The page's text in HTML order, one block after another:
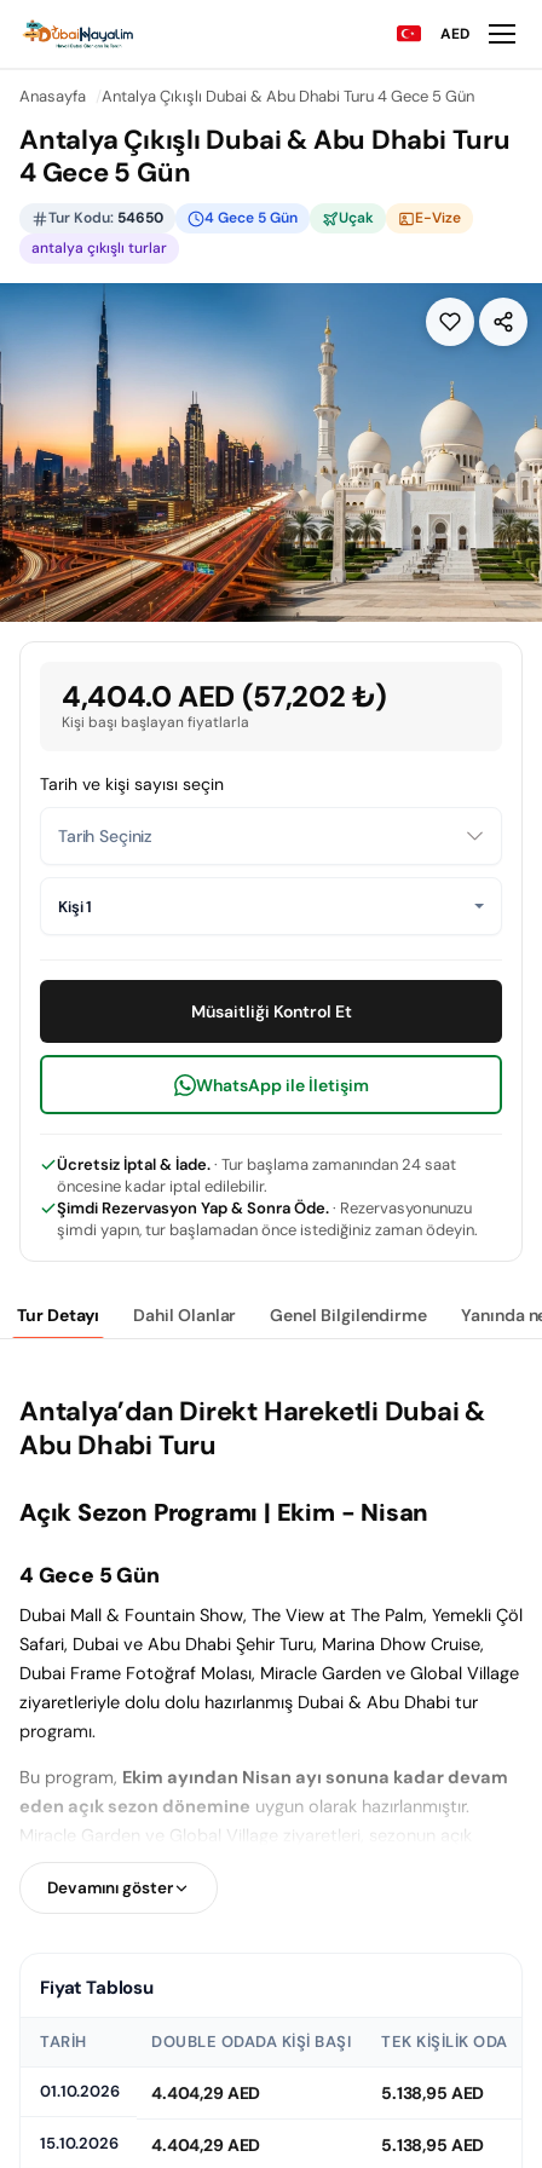
AED
Anasayfa Antalya Çıkışlı Dubai & Abu Dhabi Turu 4 Gece 5 Gün
Antalya Çıkışlı Dubai & Abu Dhabi Turu
4 Gece 5 Gün
Tur Kodu: 54650 4 Gece 5 Gün Uçak
E-Vize
antalya çıkışlı turlar
Tur Detayı Dahil Olanlar Genel Bilgilendirme Yanında
Antalya’dan Direkt Hareketli Dubai &
Abu Dhabi Turu
Açık Sezon Programı | Ekim - Nisan
4 Gece 5 Gün
Dubai Mall & Fountain Show, The View at The Palm, Yemekli Çöl
Safari, Dubai ve Abu Dhabi Şehir Turu, Marina Dhow Cruise,
Dubai Frame Fotoğraf Molası, Miracle Garden ve Global Village
ziyaretleriyle dolu dolu hazırlanmış Dubai & Abu Dhabi tur
programı.
Bu program, Ekim ayından Nisan ayı sonuna kadar devam
eden açık sezon dönemine uygun olarak hazırlanmıştır.
Miracle Garden ve Global Village ziyaretleri, sezonun açık
olduğu tarihlerde programa dahil edilir.
1. Gün | Antalya - Dubai
Varış, Panoramik Dubai Keşfi, Al Seef, Souk
Antalya Havalimanı Dış Hatlar Terminali’nde buluşmamızın
ardından check-in, bagaj teslimi ve pasaport işlemlerimizi
Devamını göster
Fiyat Tablosu
TARIH DOUBLE ODADA KIŞI BAŞI TEK KIŞILIK ODA
01.10.2026 4.404,29 AED 5.138,95 AED
15.10.2026 4.404,29 AED 5.138,95 AED
4,404.0 AED (57,202 ₺)
Kişi başı başlayan fiyatlarla
Tarih ve kişi sayısı seçin
Kişi 1
Müsaitliği Kontrol Et
WhatsApp ile İletişim
Ücretsiz İptal & İade.· Tur başlama zamanından 24 saat
öncesine kadar iptal edilebilir.
Şimdi Rezervasyon Yap & Sonra Öde.· Rezervasyonunuzu
şimdi yapın, tur başlamadan önce istediğiniz zaman ödeyin.